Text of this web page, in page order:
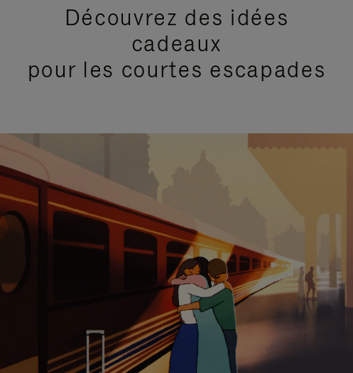
Découvrez des idées
cadeaux
pour les courtes escapades